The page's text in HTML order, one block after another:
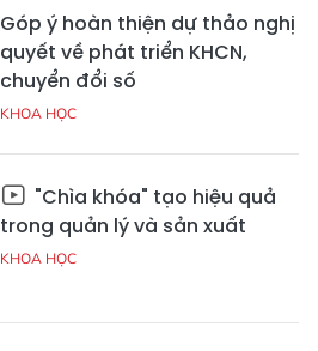
Góp ý hoàn thiện dự thảo nghị
quyết về phát triển KHCN,
chuyển đổi số
KHOA HỌC
"Chìa khóa" tạo hiệu quả
trong quản lý và sản xuất
KHOA HỌC